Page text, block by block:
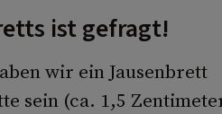
ist gefragt!
wir ein Jausenbrett
sein (ca. 1,5